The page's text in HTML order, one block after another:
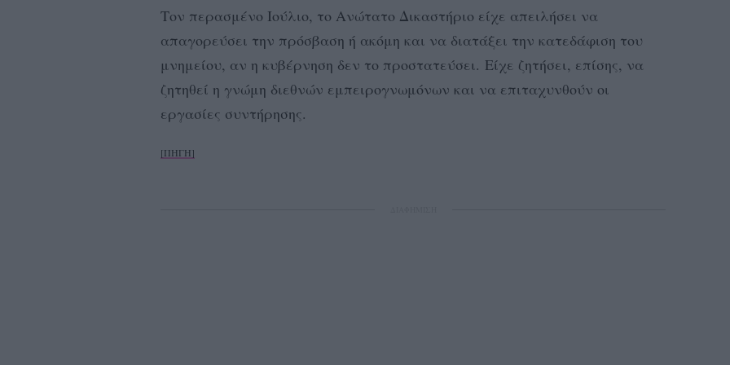
Τον περασμένο Ιούλιο, το Ανώτατο Δικαστήριο είχε απειλήσει να
απαγορεύσει την πρόσβαση ή ακόμη και να διατάξει την κατεδάφιση του
μνημείου, αν η κυβέρνηση δεν το προστατεύσει. Είχε ζητήσει, επίσης, να
ζητηθεί η γνώμη διεθνών εμπειρογνωμόνων και να επιταχυνθούν οι
εργασίες συντήρησης.
[ΠΗΓΗ]